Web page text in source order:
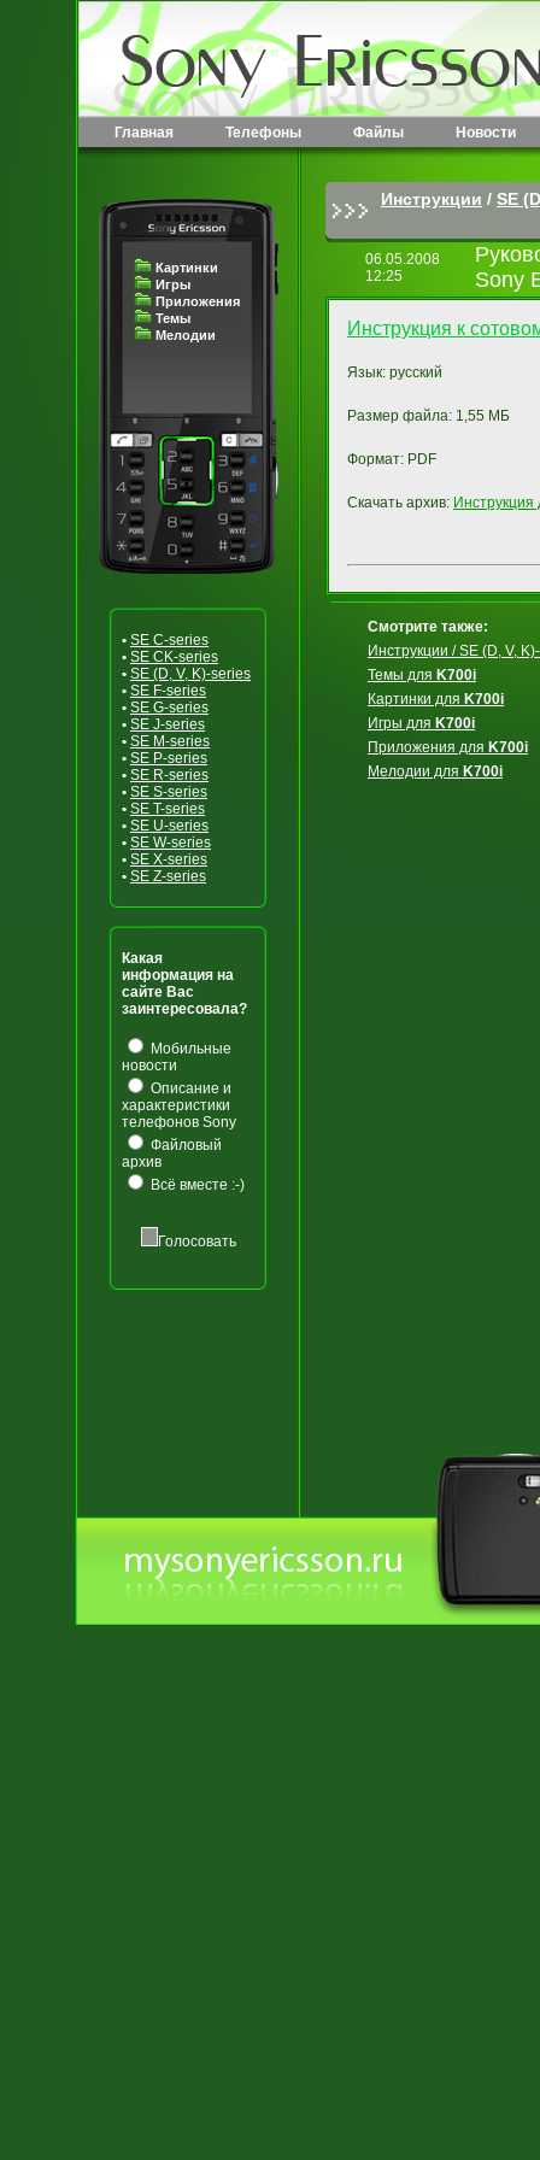
Главная Телефоны Файлы Новости
Картинки
Игры
Приложения
Темы
Мелодии
• SE C-series
• SE CK-series
• SE (D, V, K)-series
• SE F-series
• SE G-series
• SE J-series
• SE M-series
• SE P-series
• SE R-series
• SE S-series
• SE T-series
• SE U-series
• SE W-series
• SE X-series
• SE Z-series
Какая
информация на
сайте Вас
заинтересовала?
Мобильные
новости
Описание и
характеристики
телефонов Sony
Файловый
архив
Всё вместе :-)
Голосовать
Инструкции / SE
06.05.2008
12:25
Sony
Инструкция к
Язык: русский
Размер файла: 1,55 МБ
Формат: PDF
Скачать архив:
Смотрите также:
Инструкции / SE (D, V,
Темы для K700i
Картинки для K700i
Игры для K700i
Приложения для K700i
Мелодии для K700i